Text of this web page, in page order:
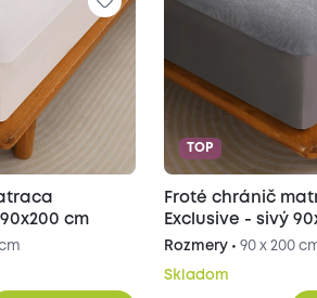
cm
TOP
Froté chránič
Exclusive - sivý
Rozmery •90 x 200
Skladom